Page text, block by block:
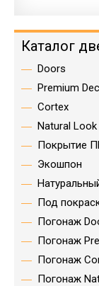
Каталог
Doors
Premium
Cortex
Natural Look
Покрытие
Экошпон
Под
Погонаж
Погонаж
Погонаж
Погонаж